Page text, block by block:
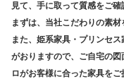
見て、手に取って質感をご確
まずは、当社こだわりの素材
また、姫系家具・プリンセ
がおりますので、ご自宅の図
ロがお客様に合った家具をご